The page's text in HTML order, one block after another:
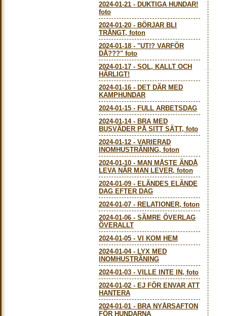
2024-01-21 - DUKTIGA HUNDAR!
foto
2024-01-20 - BÖRJAR BLI
TRÅNGT, foton
2024-01-18 - "UT!? VARFÖR
DÅ???" foto
2024-01-17 - SOL, KALLT OCH
HÄRLIGT!
2024-01-16 - DET DÄR MED
KAMPHUNDAR
2024-01-15 - FULL ARBETSDAG
2024-01-14- BRA MED
BUSVÄDER PÅ SITT SÄTT, foto
2024-01-12 - VARIERAD
INOMHUSTRÄNING, foton
2024-01-10 - MAN MÅSTE ÄNDÅ
LEVA NÄR MAN LEVER, foton
2024-01-09 - ELÄNDES ELÄNDE
DAG EFTER DAG
2024-01-07 - RELATIONER, foton
2024-01-06 - SÄMRE ÖVERLAG
ÖVERALLT
2024-01-05 - VI KOM HEM
2024-01-04- LYX MED
INOMHUSTRÄNING
2024-01-03 - VILLE INTE IN, foto
2024-01-02 - EJ FÖR ENVAR ATT
HANTERA
2024-01-01 - BRA NYÅRSAFTON
FÖR HUNDARNA